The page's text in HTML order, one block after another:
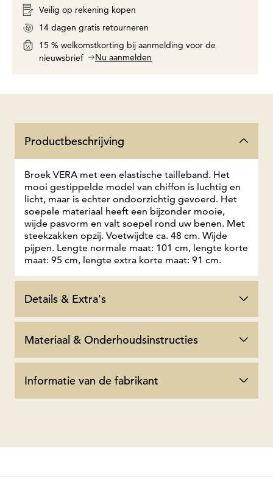
Veilig op rekening kopen
14 dagen gratis retourneren
15 % welkomstkorting bij aanmelding voor de
nieuwsbrief
Nu aanmelden
Productbeschrijving
Broek VERA met een elastische tailleband. Het
mooi gestippelde model van chiffon is luchtig en
licht, maar is echter ondoorzichtig gevoerd. Het
soepele materiaal heeft een bijzonder mooie,
wijde pasvorm en valt soepel rond uw benen. Met
steekzakken opzij. Voetwijdte ca. 48 cm. Wijde
pijpen. Lengte normale maat: 101 cm, lengte korte
maat: 95 cm, lengte extra korte maat: 91 cm.
Details & Extra's
Materiaal & Onderhoudsinstructies
Informatie van de fabrikant